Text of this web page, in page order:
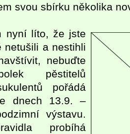
svou sbírku několika
nyní líto, že jste
netušili a nestihli
nebuďte
pěstitelů
pořádá
dnech 13.9. –
výstavu.
probíhá